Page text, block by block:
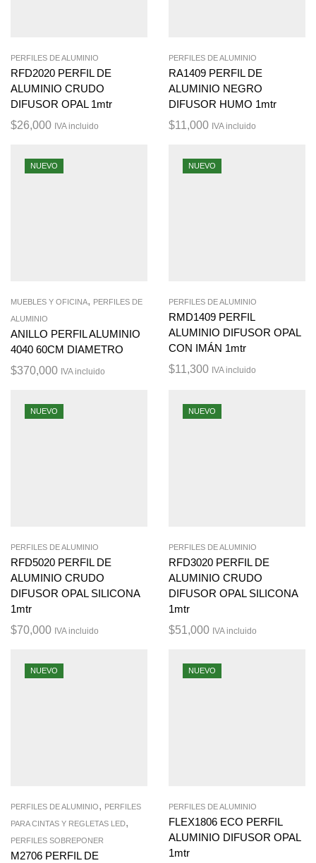
PERFILES DE ALUMINIO
RFD2020 PERFIL DE
ALUMINIO CRUDO
DIFUSOR OPAL 1mtr
$26,000 IVA incluido
PERFILES DE ALUMINIO
RA1409 PERFIL DE
ALUMINIO NEGRO
DIFUSOR HUMO 1mtr
$11,000 IVA incluido
NUEVO
MUEBLES Y OFICINA, PERFILES DE
ALUMINIO
ANILLO PERFIL ALUMINIO
4040 60CM DIAMETRO
$370,000 IVA incluido
NUEVO
PERFILES DE ALUMINIO
RMD1409 PERFIL
ALUMINIO DIFUSOR OPAL
CON IMÁN 1mtr
$11,300 IVA incluido
NUEVO
PERFILES DE ALUMINIO
RFD5020 PERFIL DE
ALUMINIO CRUDO
DIFUSOR OPAL SILICONA
1mtr
$70,000 IVA incluido
NUEVO
PERFILES DE ALUMINIO
RFD3020 PERFIL DE
ALUMINIO CRUDO
DIFUSOR OPAL SILICONA
1mtr
$51,000 IVA incluido
NUEVO
PERFILES DE ALUMINIO, PERFILES
PARA CINTAS Y REGLETAS LED,
PERFILES SOBREPONER
M2706 PERFIL DE
NUEVO
PERFILES DE ALUMINIO
FLEX1806 ECO PERFIL
ALUMINIO DIFUSOR OPAL
1mtr